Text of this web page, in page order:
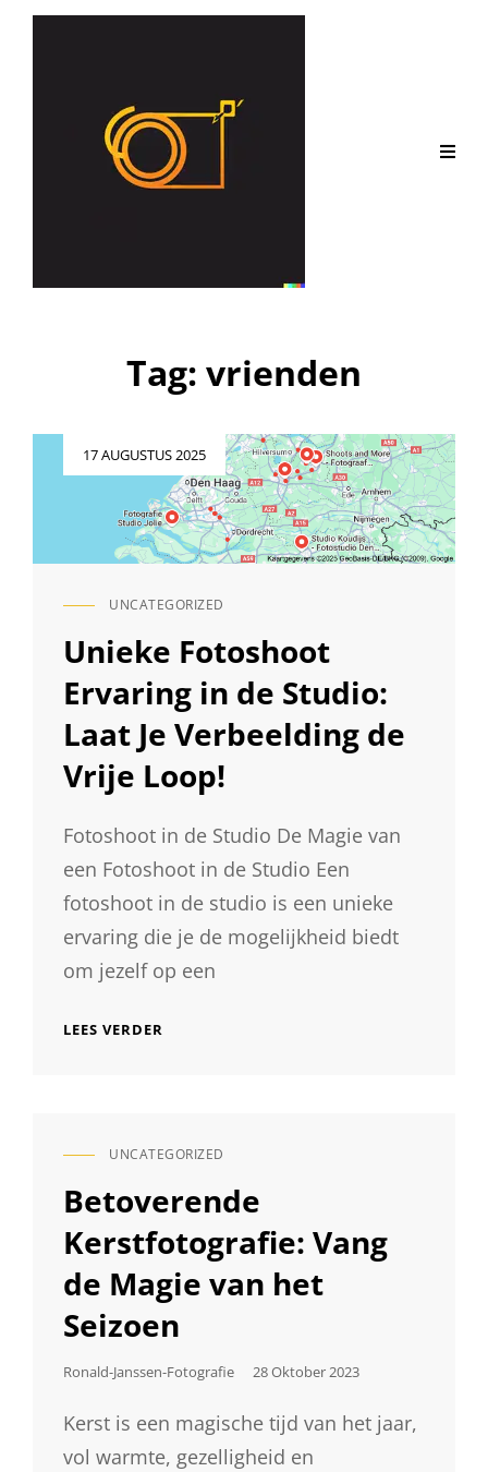
Tag: vrienden
17 AUGUSTUS 2025
CAT
UNCATEGORIZED
Unieke Fotoshoot
Ervaring in de Studio:
Laat Je Verbeelding de
Vrije Loop!
Fotoshoot in de Studio De Magie van
een Fotoshoot in de Studio Een
fotoshoot in de studio is een unieke
ervaring die je de mogelijkheid biedt
om jezelf op een
LEES VERDER
LAAT
VERBEELDING
VRIJE
LOOP!
CAT
UNCATEGORIZED
Betoverende
Kerstfotografie: Vang
de Magie van het
Seizoen
Ronald-Janssen-Fotografie
Geplaatst
28 Oktober 2023
Kerst is een magische tijd van het jaar,
vol warmte, gezelligheid en